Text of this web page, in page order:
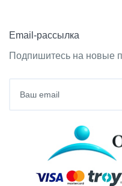
Email-рассылка
Подпишитесь на новые